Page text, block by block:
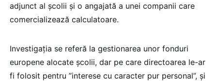
adjunct al şcolii şi o angajată a unei companii care
comercializează calculatoare.
Investigaţia se referă la gestionarea unor fonduri
europene alocate şcolii, dar pe care directoarea le-ar
fi folosit pentru ”interese cu caracter pur personal”, şi